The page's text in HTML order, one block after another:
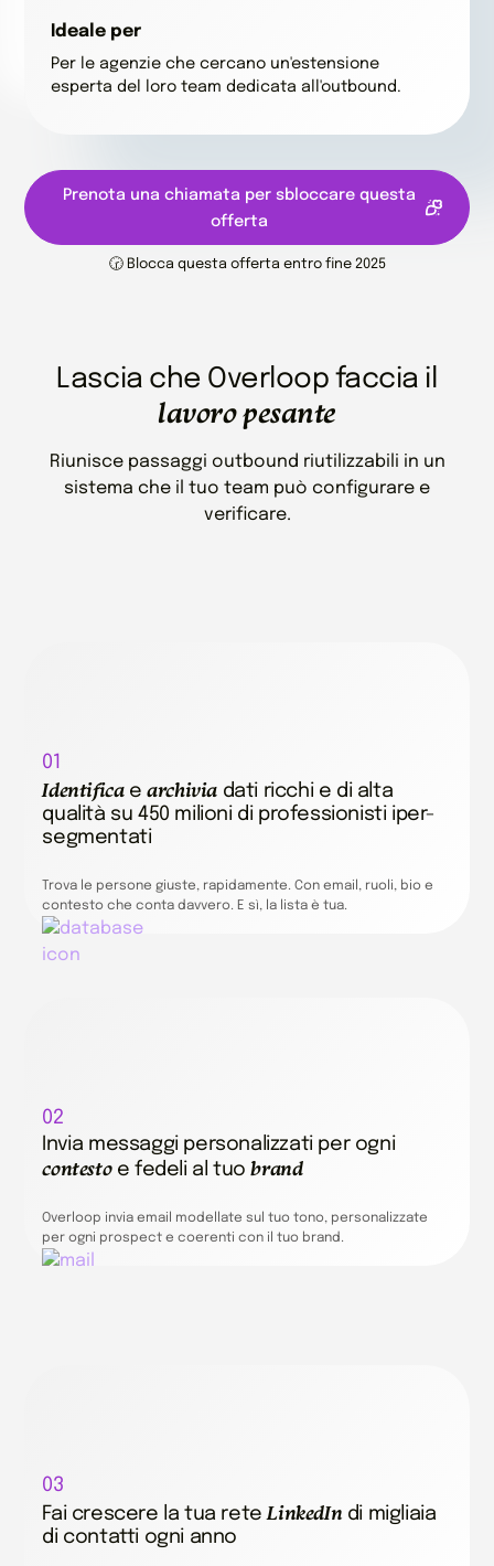
Ideale per
Per le agenzie che cercano un'estensione
esperta del loro team dedicata all'outbound.
Prenota una chiamata per sbloccare questa
offerta
🕝 Blocca questa offerta entro fine 2025
Lascia che Overloop faccia il
lavoro pesante
Riunisce passaggi outbound riutilizzabili in un
sistema che il tuo team può configurare e
verificare.
01
Identificaearchivia dati ricchi e di alta
qualità su 450 milioni di professionisti iper-
segmentati
Trova le persone giuste, rapidamente. Con email, ruoli, bio e
contesto che conta davvero. E sì, la lista è tua.
02
Invia messaggi personalizzati per ogni
contestoe fedeli al tuobrand
Overloop invia email modellate sul tuo tono, personalizzate
per ogni prospect e coerenti con il tuo brand.
03
Fai crescere la tua reteLinkedIn di migliaia
di contatti ogni anno